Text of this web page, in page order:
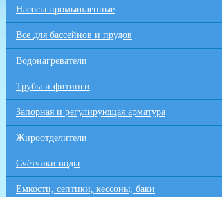
Насосы промышленные
Все для бaссейнов и прудов
Водонагреватели
Трубы и фитинги
Запорная и регулирующая арматура
Жироотделители
Счётчики воды
Емкости, септики, кессоны, баки